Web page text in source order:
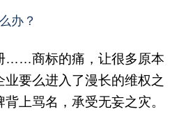
办？
……商标的痛，让很多原本
要么进入了漫长的维权之
上骂名，承受无妄之灾。